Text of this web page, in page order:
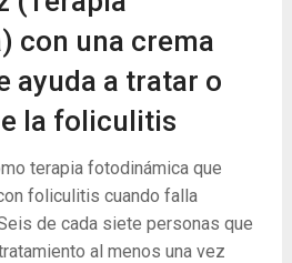
con una crema
ayuda a tratar o
la foliculitis
terapia fotodinámica que
foliculitis cuando falla
de cada siete personas que
al menos una vez